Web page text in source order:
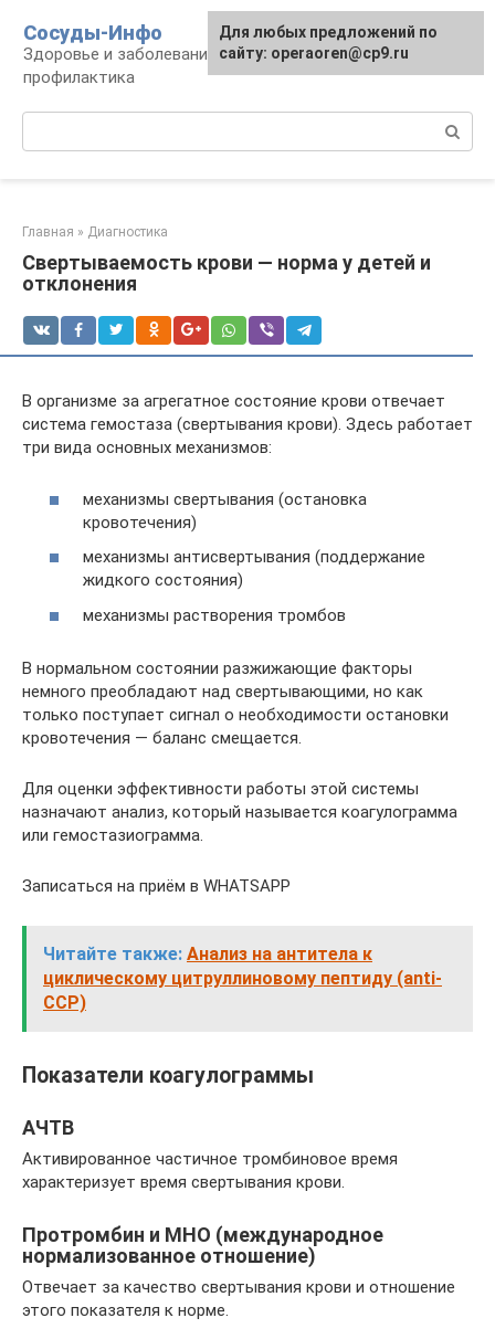
контенту
Сосуды-Инфо
Здоровье и заболевания сосудов и сердца,
профилактика
Главная » Диагностика
Свертываемость крови — норма у детей и
отклонения
В организме за агрегатное состояние крови отвечает
система гемостаза (свертывания крови). Здесь работает
три вида основных механизмов:
механизмы свертывания (остановка
кровотечения)
механизмы антисвертывания (поддержание
жидкого состояния)
механизмы растворения тромбов
В нормальном состоянии разжижающие факторы
немного преобладают над свертывающими, но как
только поступает сигнал о необходимости остановки
кровотечения — баланс смещается.
Для оценки эффективности работы этой системы
назначают анализ, который называется коагулограмма
или гемостазиограмма.
Записаться на приём в WHATSAPP
Читайте также: Анализ на антитела к
циклическому цитруллиновому пептиду (anti-
ССР)
Показатели коагулограммы
АЧТВ
Активированное частичное тромбиновое время
характеризует время свертывания крови.
Протромбин и МНО (международное
нормализованное отношение)
Отвечает за качество свертывания крови и отношение
этого показателя к норме.
Для любых предложений по
сайту: operaoren@cp9.ru